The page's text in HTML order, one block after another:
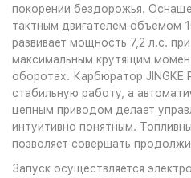
покорении бездорожья.
тактным двигателем объемом
развивает мощность 7,2 л.с.
максимальным крутящим
оборотах. Карбюратор JINGKE
стабильную работу, а
цепным приводом делает
интуитивно понятным.
позволяет совершать
Запуск осуществляется